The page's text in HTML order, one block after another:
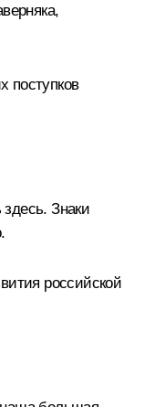
поступков
Знаки
российской